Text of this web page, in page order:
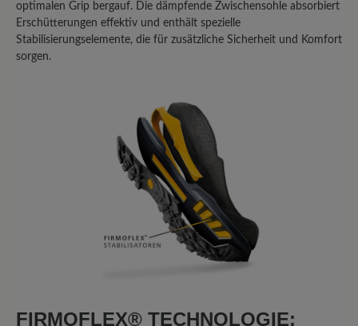
Bewertung mit 3 von 5 Sternen
Nach einem Jahr Tragezeit
Ich habe diese Schuhe jetzt über ein
Jahr regelmässig getragen, der
Laufkomfort ist gut. Leider sind bei
beiden Schuhen die Schnürsenkel
gerissen, schlechte Qualität, die Sohlen
haben sich im vorderen Bereich nicht
abgelaufen, hier ist die Qualität gut was
man leider vom hinteren Bereich nicht
optimalen Grip bergauf. Die dämpfende Zwischensohle absorbiert
Erschütterungen effektiv und enthält spezielle
Stabilisierungselemente, die für zusätzliche Sicherheit und Komfort
sorgen.
FIRMOFLEX® TECHNOLOGIE: